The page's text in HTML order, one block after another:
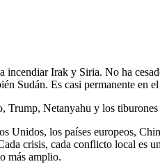
Irak y Siria. No ha
Sudán. Es casi permanente
Netanyahu y los
los países europeos,
crisis, cada conflicto local es
más amplio.